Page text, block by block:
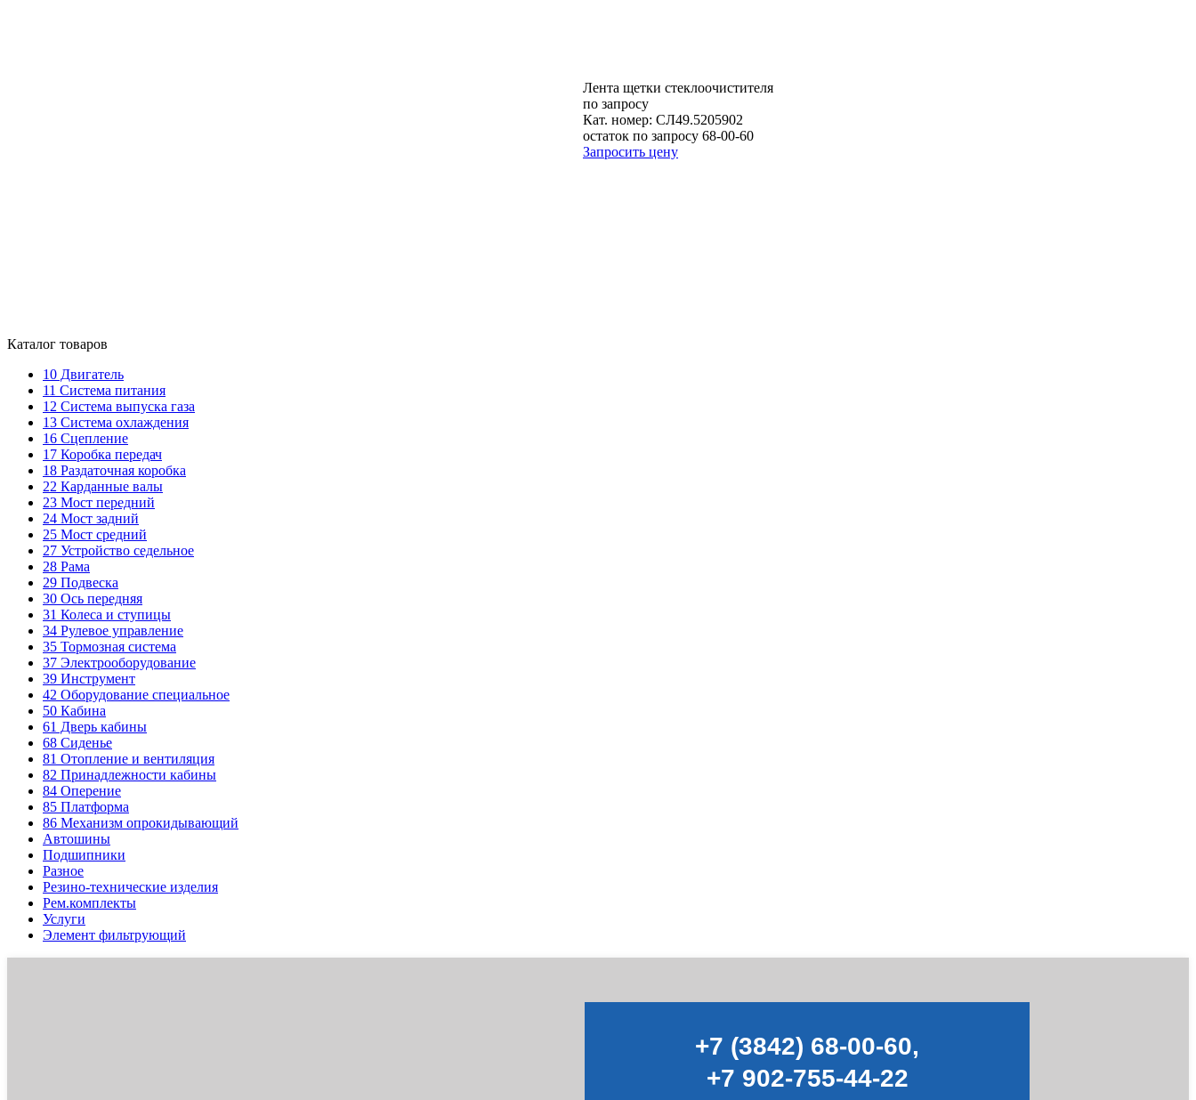
Лента щетки стеклоочистителя
по запросу
Кат. номер: СЛ49.5205902
остаток по запросу 68-00-60
Запросить цену
Каталог товаров
10 Двигатель
11 Система питания
12 Система выпуска газа
13 Система охлаждения
16 Сцепление
17 Коробка передач
18 Раздаточная коробка
22 Карданные валы
23 Мост передний
24 Мост задний
25 Мост средний
27 Устройство седельное
28 Рама
29 Подвеска
30 Ось передняя
31 Колеса и ступицы
34 Рулевое управление
35 Тормозная система
37 Электрооборудование
39 Инструмент
42 Оборудование специальное
50 Кабина
61 Дверь кабины
68 Сиденье
81 Отопление и вентиляция
82 Принадлежности кабины
84 Оперение
85 Платформа
86 Механизм опрокидывающий
Автошины
Подшипники
Разное
Резино-технические изделия
Рем.комплекты
Услуги
Элемент фильтрующий
+7 (3842) 68-00-60,
+7 902-755-44-22